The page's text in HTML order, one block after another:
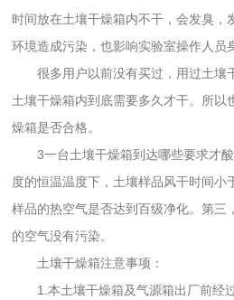
时间放在土壤干燥箱内不干，会发臭，
环境造成污染，也影响实验室操作人员
很多用户以前没有买过，用过土壤
土壤干燥箱内到底需要多久才干。所以
燥箱是否合格。
3一台土壤干燥箱到达哪些要求才酸
度的恒温温度下，土壤样品风干时间小
样品的热空气是否达到百级净化。第三
的空气没有污染。
土壤干燥箱注意事项：
1.本土壤干燥箱及气源箱出厂前经